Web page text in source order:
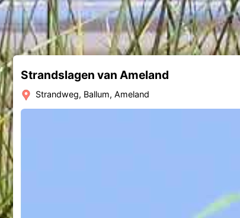
Strandslagen van Ameland
Strandweg, Ballum, Ameland